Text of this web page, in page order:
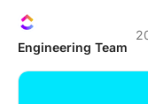
Engineering Team